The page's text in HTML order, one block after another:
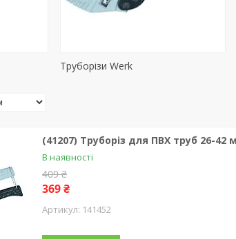
Труборізи Werk
(41207) Труборіз для ПВХ труб 26-42
В наявності
409 ₴
369 ₴
141452